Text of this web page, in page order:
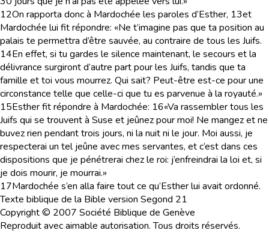
12On rapporta donc à Mardochée les paroles d’Esther, 13et
Mardochée lui fit répondre: «Ne t’imagine pas que ta position au
palais te permettra d’être sauvée, au contraire de tous les Juifs.
14En effet, si tu gardes le silence maintenant, le secours et la
délivrance surgiront d’autre part pour les Juifs, tandis que ta
famille et toi vous mourrez. Qui sait? Peut-être est-ce pour une
circonstance telle que celle-ci que tu es parvenue à la royauté.»
15Esther fit répondre à Mardochée: 16«Va rassembler tous les
Juifs qui se trouvent à Suse et jeûnez pour moi! Ne mangez et ne
buvez rien pendant trois jours, ni la nuit ni le jour. Moi aussi, je
respecterai un tel jeûne avec mes servantes, et c’est dans ces
dispositions que je pénétrerai chez le roi: j’enfreindrai la loi et, si
je dois mourir, je mourrai.»
17Mardochée s’en alla faire tout ce qu’Esther lui avait ordonné.
Texte biblique de la Bible version Segond 21
Copyright © 2007 Société Biblique de Genève
Reproduit avec aimable autorisation. Tous droits réservés.